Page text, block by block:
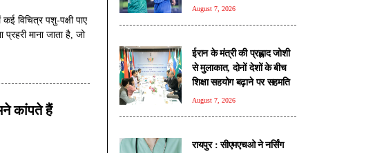
विचित्र पशु-पक्षी पाए
माना जाता है, जो
कांपते हैं
August 7, 2026
ईरान के मंत्री की प्रह्लाद जोशी
से मुलाकात, दोनों देशों के बीच
शिक्षा सहयोग बढ़ाने पर सहमति
August 7, 2026
रायपुर : सीएमएचओ ने नर्सिंग